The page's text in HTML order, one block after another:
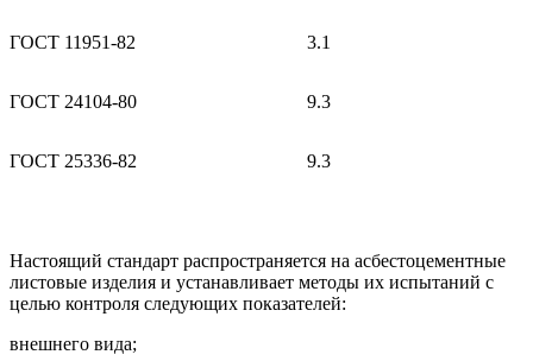
ГОСТ 11951-82 3.1
ГОСТ 24104-80 9.3
ГОСТ 25336-82 9.3
Настоящий стандарт распространяется на асбестоцементные
листовые изделия и устанавливает методы их испытаний с
целью контроля следующих показателей:
внешнего вида;